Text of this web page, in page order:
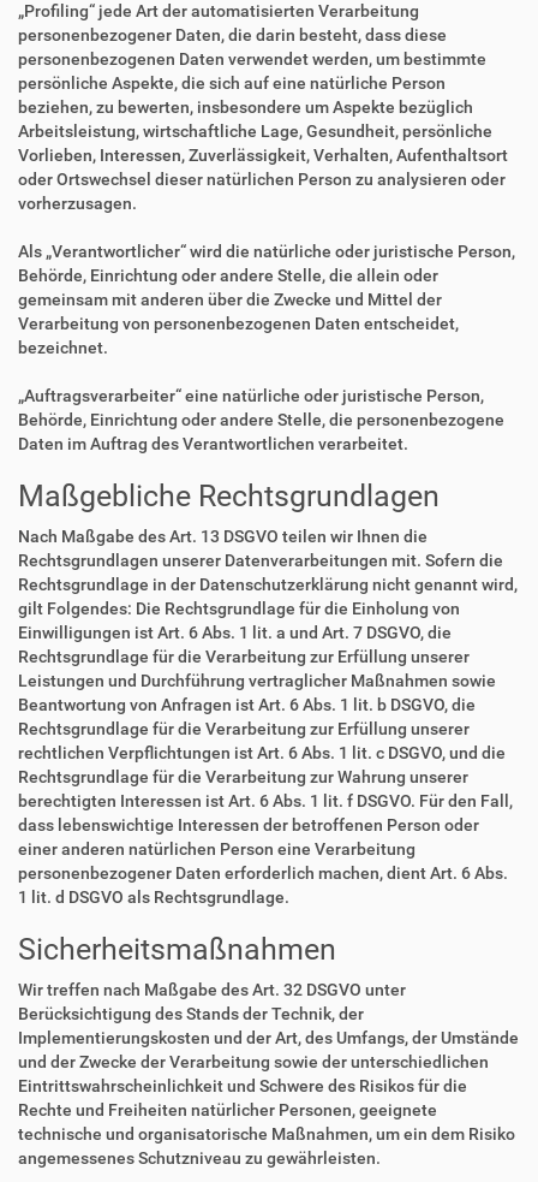
„Profiling“ jede Art der automatisierten Verarbeitung
personenbezogener Daten, die darin besteht, dass diese
personenbezogenen Daten verwendet werden, um bestimmte
persönliche Aspekte, die sich auf eine natürliche Person
beziehen, zu bewerten, insbesondere um Aspekte bezüglich
Arbeitsleistung, wirtschaftliche Lage, Gesundheit, persönliche
Vorlieben, Interessen, Zuverlässigkeit, Verhalten, Aufenthaltsort
oder Ortswechsel dieser natürlichen Person zu analysieren oder
vorherzusagen.
Als „Verantwortlicher“ wird die natürliche oder juristische Person,
Behörde, Einrichtung oder andere Stelle, die allein oder
gemeinsam mit anderen über die Zwecke und Mittel der
Verarbeitung von personenbezogenen Daten entscheidet,
bezeichnet.
„Auftragsverarbeiter“ eine natürliche oder juristische Person,
Behörde, Einrichtung oder andere Stelle, die personenbezogene
Daten im Auftrag des Verantwortlichen verarbeitet.
Maßgebliche Rechtsgrundlagen
Nach Maßgabe des Art. 13 DSGVO teilen wir Ihnen die
Rechtsgrundlagen unserer Datenverarbeitungen mit. Sofern die
Rechtsgrundlage in der Datenschutzerklärung nicht genannt wird,
gilt Folgendes: Die Rechtsgrundlage für die Einholung von
Einwilligungen ist Art. 6 Abs. 1 lit. a und Art. 7 DSGVO, die
Rechtsgrundlage für die Verarbeitung zur Erfüllung unserer
Leistungen und Durchführung vertraglicher Maßnahmen sowie
Beantwortung von Anfragen ist Art. 6 Abs. 1 lit. b DSGVO, die
Rechtsgrundlage für die Verarbeitung zur Erfüllung unserer
rechtlichen Verpflichtungen ist Art. 6 Abs. 1 lit. c DSGVO, und die
Rechtsgrundlage für die Verarbeitung zur Wahrung unserer
berechtigten Interessen ist Art. 6 Abs. 1 lit. f DSGVO. Für den Fall,
dass lebenswichtige Interessen der betroffenen Person oder
einer anderen natürlichen Person eine Verarbeitung
personenbezogener Daten erforderlich machen, dient Art. 6 Abs.
1 lit. d DSGVO als Rechtsgrundlage.
Sicherheitsmaßnahmen
Wir treffen nach Maßgabe des Art. 32 DSGVO unter
Berücksichtigung des Stands der Technik, der
Implementierungskosten und der Art, des Umfangs, der Umstände
und der Zwecke der Verarbeitung sowie der unterschiedlichen
Eintrittswahrscheinlichkeit und Schwere des Risikos für die
Rechte und Freiheiten natürlicher Personen, geeignete
technische und organisatorische Maßnahmen, um ein dem Risiko
angemessenes Schutzniveau zu gewährleisten.